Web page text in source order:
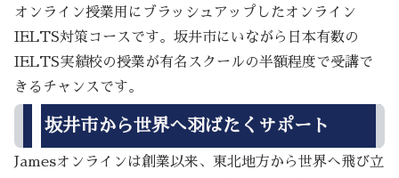
オンライン授業用にブラッシュアップしたオンライン
IELTS対策コースです。坂井市にいながら日本有数の
IELTS実績校の授業が有名スクールの半額程度で受講で
きるチャンスです。
坂井市から世界へ羽ばたくサポート
Jamesオンラインは創業以来、東北地方から世界へ飛び立